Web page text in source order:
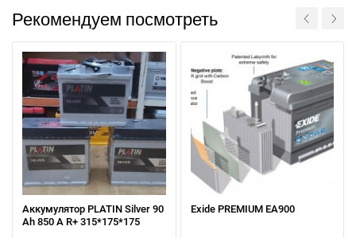
Рекомендуем посмотреть
Аккумулятор PLATIN Silver 90
Ah 850 A R+ 315*175*175
Exide PREMIUM EA900